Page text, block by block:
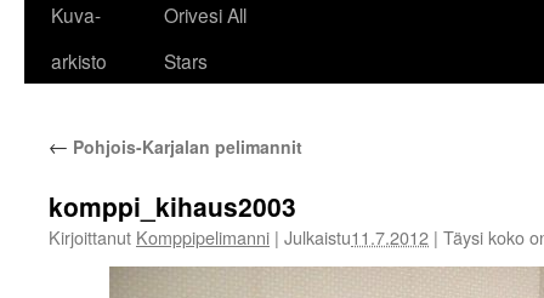
Kuva-
arkisto
Orivesi All
Stars
← Pohjois-Karjalan pelimannit
komppi_kihaus2003
Kirjoittanut Komppipelimanni | Julkaistu11.7.2012 | Täysi koko